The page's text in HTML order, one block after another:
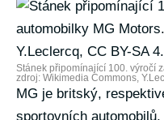
Stánek připomínající 100. výročí
zdroj: Wikimedia Commons,
MG je britský,
sportovních